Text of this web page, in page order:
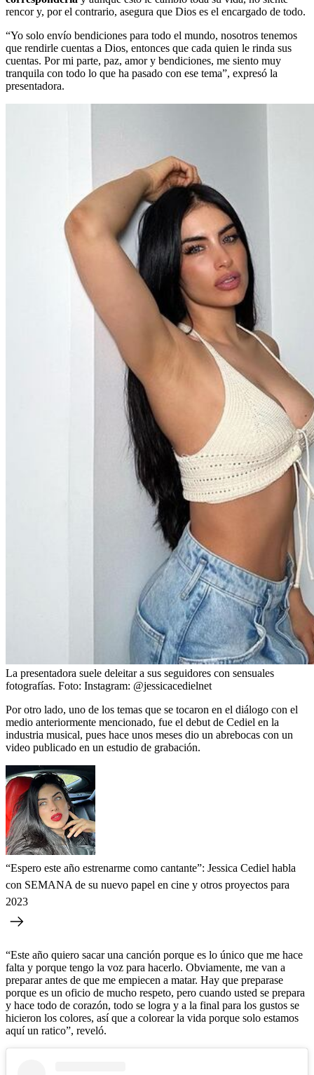
rencor y, por el contrario, asegura que Dios es el encargado de todo.
“Yo solo envío bendiciones para todo el mundo, nosotros tenemos
que rendirle cuentas a Dios, entonces que cada quien le rinda sus
cuentas. Por mi parte, paz, amor y bendiciones, me siento muy
tranquila con todo lo que ha pasado con ese tema”, expresó la
presentadora.
La presentadora suele deleitar a sus seguidores con sensuales
fotografías. Foto: Instagram: @jessicacedielnet
Por otro lado, uno de los temas que se tocaron en el diálogo con el
medio anteriormente mencionado, fue el debut de Cediel en la
industria musical, pues hace unos meses dio un abrebocas con un
video publicado en un estudio de grabación.
“Espero este año estrenarme como cantante”: Jessica Cediel habla
con SEMANA de su nuevo papel en cine y otros proyectos para
2023
“Este año quiero sacar una canción porque es lo único que me hace
falta y porque tengo la voz para hacerlo. Obviamente, me van a
preparar antes de que me empiecen a matar. Hay que preparase
porque es un oficio de mucho respeto, pero cuando usted se prepara
y hace todo de corazón, todo se logra y a la final para los gustos se
hicieron los colores, así que a colorear la vida porque solo estamos
aquí un ratico”, reveló.